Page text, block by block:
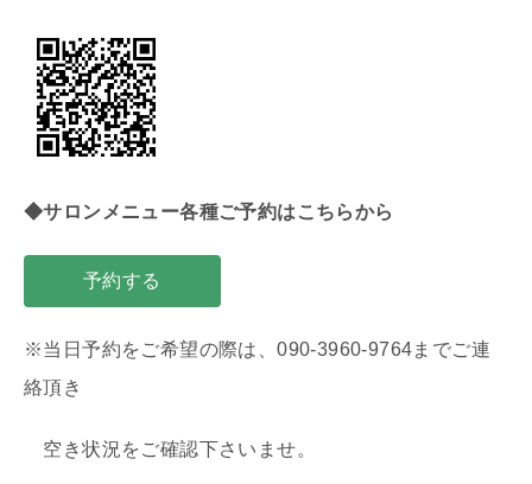
◆サロンメニュー各種ご予約はこちらから
予約する
※当日予約をご希望の際は、090-3960-9764までご連
絡頂き
空き状況をご確認下さいませ。